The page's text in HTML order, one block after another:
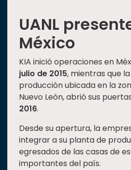
UANL
México
KIA inició operaciones en
julio de 2015, mientras que
producción ubicada en la
Nuevo León, abrió sus
2016.
Desde su apertura, la
integrar a su planta de
egresados de las casas de
importantes del país.